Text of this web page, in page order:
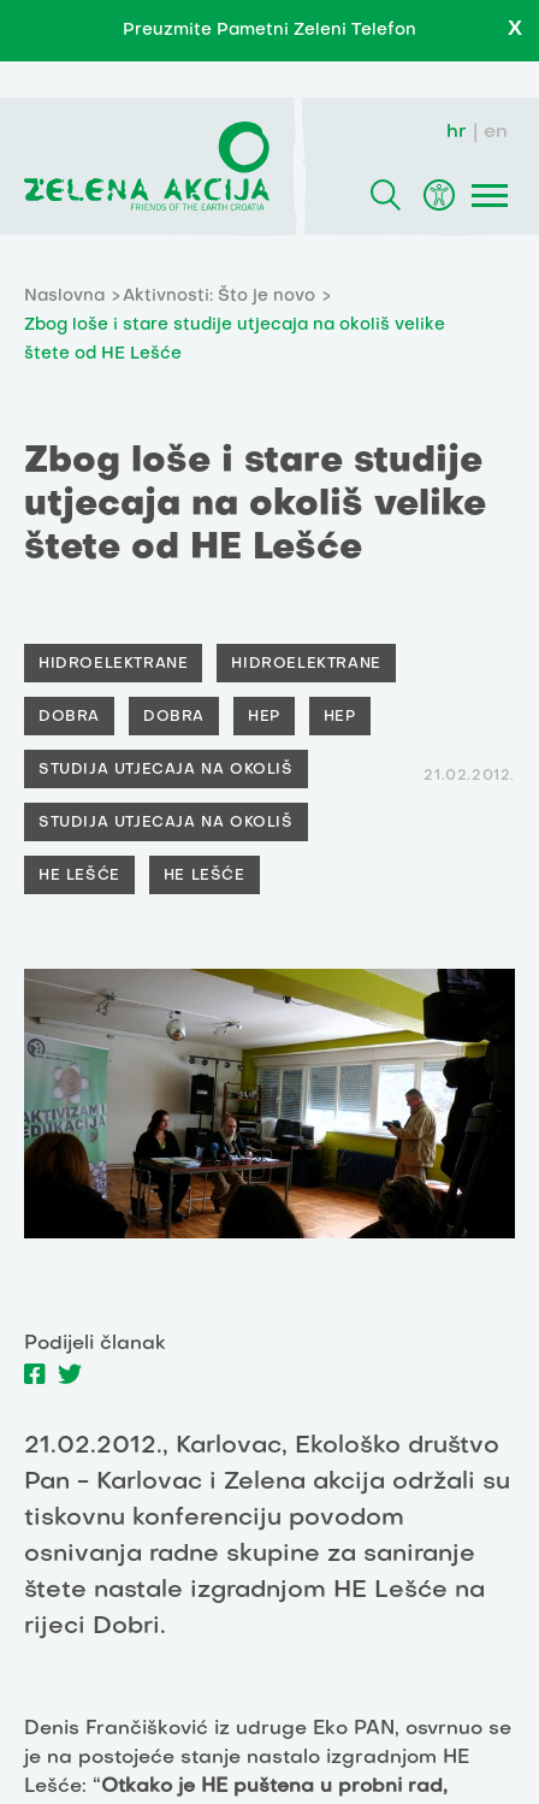
Preuzmite Pametni Zeleni Telefon X
hr en
Naslovna
Aktivnosti: Što je novo
Zbog loše i stare studije utjecaja na okoliš velike
štete od HE Lešće
Zbog loše i stare studije
utjecaja na okoliš velike
štete od HE Lešće
HIDROELEKTRANE HIDROELEKTRANE
DOBRA DOBRA HEP HEP
STUDIJA UTJECAJA NA OKOLIŠ
STUDIJA UTJECAJA NA OKOLIŠ
HE LEŠĆE HE LEŠĆE
21.02.2012.
Podijeli članak
21.02.2012., Karlovac, Ekološko društvo
Pan - Karlovac i Zelena akcija održali su
tiskovnu konferenciju povodom
osnivanja radne skupine za saniranje
štete nastale izgradnjom HE Lešće na
rijeci Dobri.
Denis Frančišković iz udruge Eko PAN, osvrnuo se
je na postojeće stanje nastalo izgradnjom HE
Lešće: “Otkako je HE puštena u probni rad,